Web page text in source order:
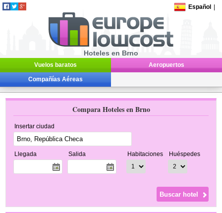
Español
Hoteles en Brno
Vuelos baratos Aeropuertos
Compañías Aéreas
Compara Hoteles en Brno
Insertar ciudad
Llegada Salida Habitaciones Huéspedes